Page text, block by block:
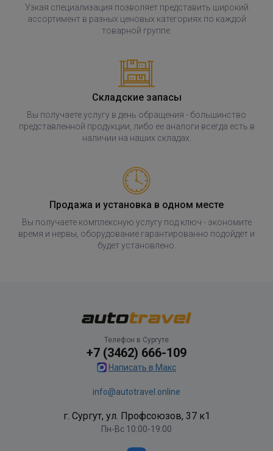
Узкая специализация позволяет представить широкий
ассортимент в разных ценовых категориях по каждой
товарной группе.
Складские запасы
Вы получаете услугу в день обращения - большинство
представленной продукции, либо ее аналоги всегда есть в
наличии на наших складах.
Продажа и установка в одном месте
Вы получаете комплексную услугу под ключ - экономите
время и нервы, оборудование гарантированно подойдет и
будет установлено.
Телефон в Сургуте
+7 (3462) 666-109
Написать в Макс
info@autotravel.online
г. Сургут, ул. Профсоюзов, 37 к1
Пн-Вс 10:00-19:00